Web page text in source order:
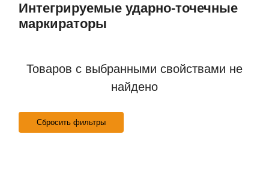
Интегрируемые ударно-точечные
маркираторы
Товаров с выбранными свойствами не
найдено
Сбросить фильтры